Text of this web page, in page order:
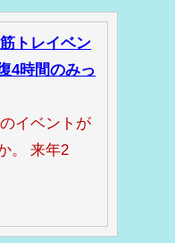
トレイベン
4時間のみっ
イベントが
。 来年2